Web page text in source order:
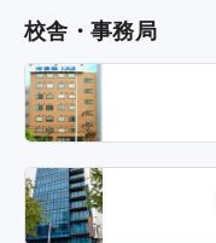
校舎・事務局